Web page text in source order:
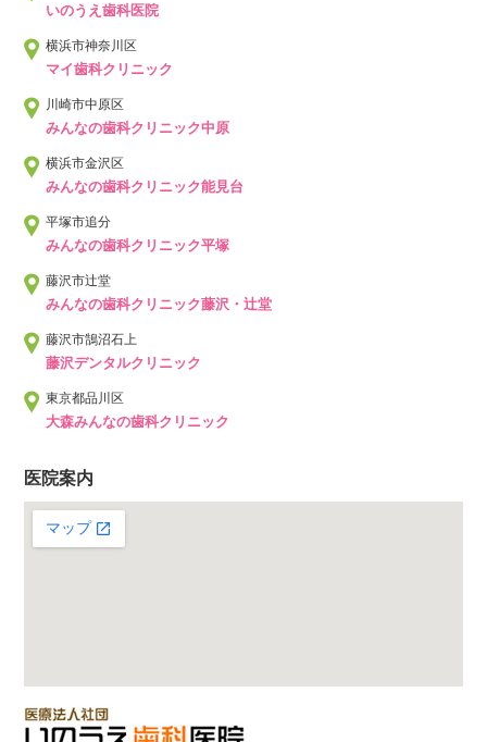
いのうえ歯科医院
横浜市神奈川区
マイ歯科クリニック
川崎市中原区
みんなの歯科クリニック中原
横浜市金沢区
みんなの歯科クリニック能見台
平塚市追分
みんなの歯科クリニック平塚
藤沢市辻堂
みんなの歯科クリニック藤沢・辻堂
藤沢市鵠沼石上
藤沢デンタルクリニック
東京都品川区
大森みんなの歯科クリニック
医院案内